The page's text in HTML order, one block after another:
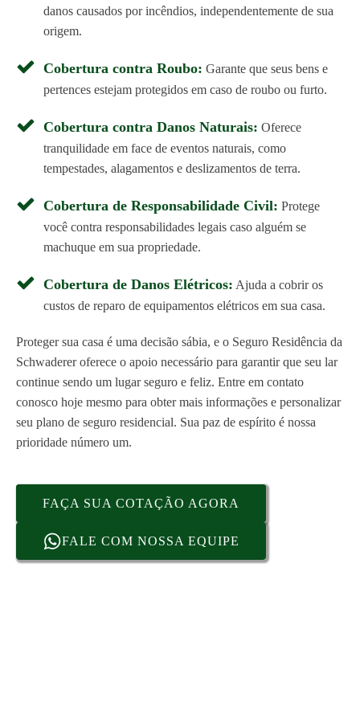
danos causados por incêndios, independentemente de sua
origem.
Cobertura contra Roubo: Garante que seus bens e
pertences estejam protegidos em caso de roubo ou furto.
Cobertura contra Danos Naturais: Oferece
tranquilidade em face de eventos naturais, como
tempestades, alagamentos e deslizamentos de terra.
Cobertura de Responsabilidade Civil: Protege
você contra responsabilidades legais caso alguém se
machuque em sua propriedade.
Cobertura de Danos Elétricos: Ajuda a cobrir os
custos de reparo de equipamentos elétricos em sua casa.
Proteger sua casa é uma decisão sábia, e o Seguro Residência da
Schwaderer oferece o apoio necessário para garantir que seu lar
continue sendo um lugar seguro e feliz. Entre em contato
conosco hoje mesmo para obter mais informações e personalizar
seu plano de seguro residencial. Sua paz de espírito é nossa
prioridade número um.
FAÇA SUA COTAÇÃO AGORA
FALE COM NOSSA EQUIPE